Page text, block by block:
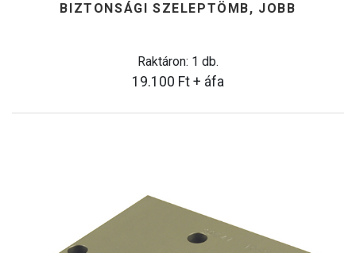
BIZTONSÁGI SZELEPTÖMB, JOBB
Raktáron: 1 db.
19.100 Ft + áfa